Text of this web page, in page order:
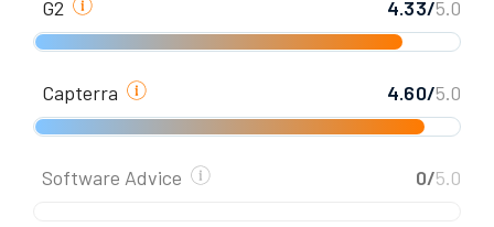
G2 4.33/5.0
Capterra 4.60/5.0
Software Advice 0/5.0